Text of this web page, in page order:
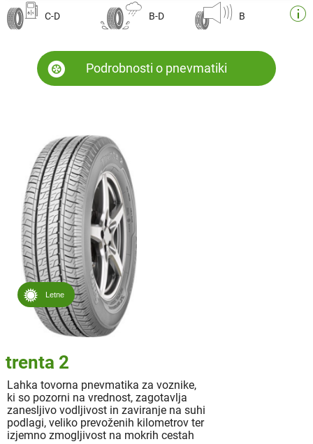
C-D B-D B
Podrobnosti o pnevmatiki
Letne
trenta 2
Lahka tovorna pnevmatika za voznike,
ki so pozorni na vrednost, zagotavlja
zanesljivo vodljivost in zaviranje na suhi
podlagi, veliko prevoženih kilometrov ter
izjemno zmogljivost na mokrih cestah